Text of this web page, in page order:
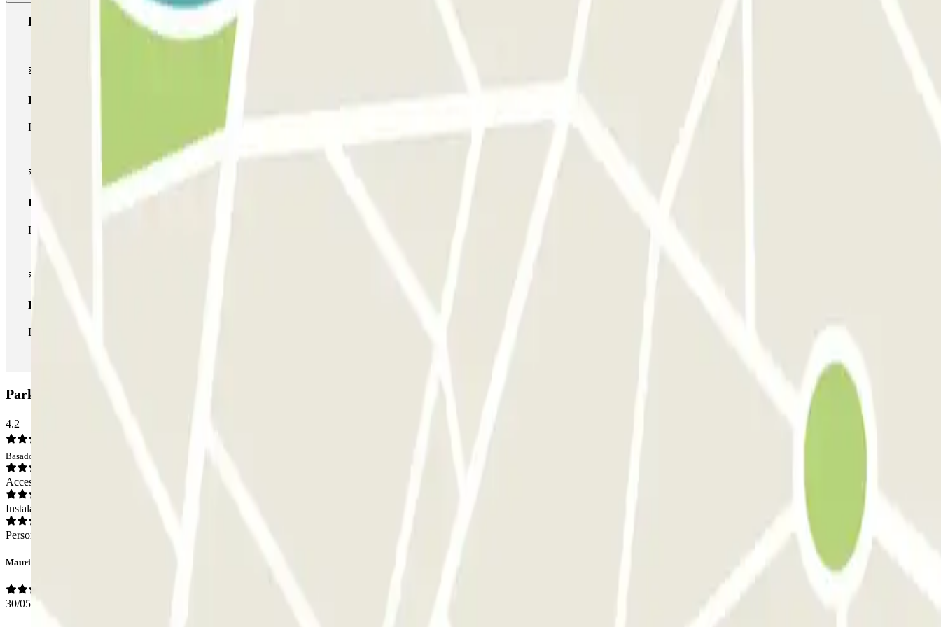
Productos de Parclick
Pase básico
Durante tu estancia podrás entrar y salir una única vez al parking
Pase multiparking
Durante tu estancia podrás hacer uso de toda la red de parkings de este operador disponibles en Parclick.
Pase ilimitado
Durante tu estancia podrás entrar y salir del parking todas las veces que quieras.
Parking Virgen de Luján PARKIA: Opiniones
4.2
Basado en 100 opiniones
Acceso
Instalaciones
Personal
Maurizio
30/05/2026